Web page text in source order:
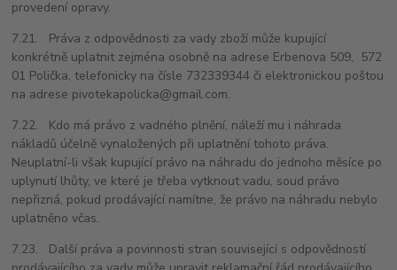
provedení opravy.
7.21. Práva z odpovědnosti za vady zboží může kupující
konkrétně uplatnit zejména osobně na adrese Erbenova 509, 572
01 Polička, telefonicky na čísle 732339344 či elektronickou poštou
na adrese pivotekapolicka@gmail.com.
7.22. Kdo má právo z vadného plnění, náleží mu i náhrada
nákladů účelně vynaložených při uplatnění tohoto práva.
Neuplatní-li však kupující právo na náhradu do jednoho měsíce po
uplynutí lhůty, ve které je třeba vytknout vadu, soud právo
nepřizná, pokud prodávající namítne, že právo na náhradu nebylo
uplatněno včas.
7.23. Další práva a povinnosti stran související s odpovědností